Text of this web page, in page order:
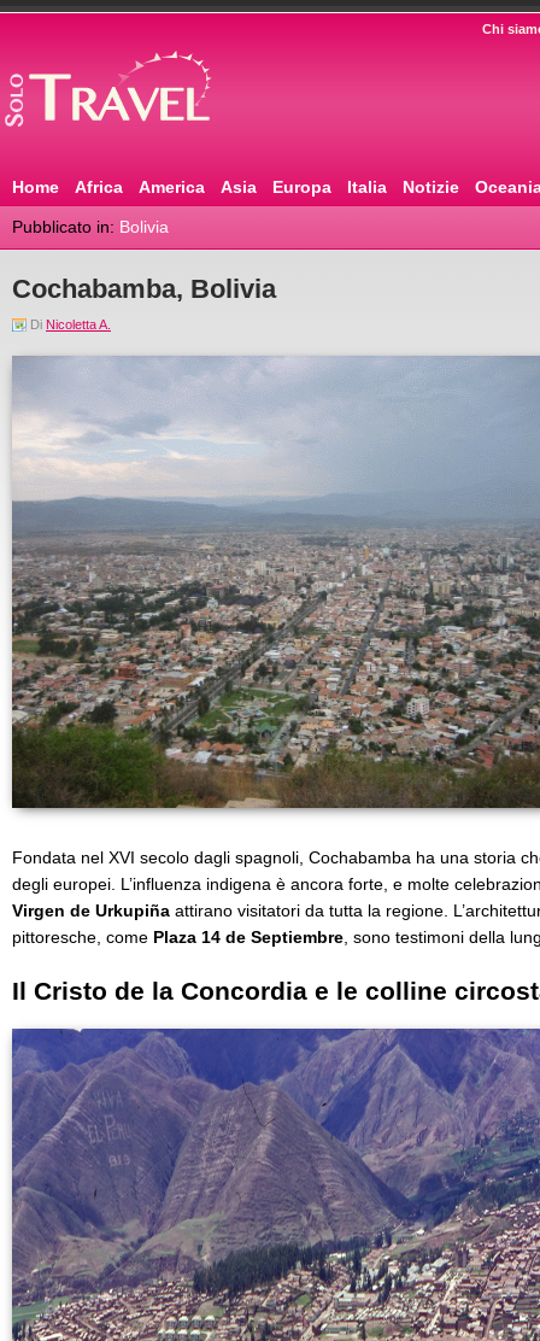
Chi
Home Africa America Asia Europa Italia Notizie
Pubblicato in: Bolivia
Cochabamba, Bolivia
Di Nicoletta A.
Fondata nel XVI secolo dagli spagnoli, Cochabamba ha una storia
degli europei. L’influenza indigena è ancora forte, e molte
Virgen de Urkupiña attirano visitatori da tutta la regione.
pittoresche, come Plaza 14 de Septiembre , sono testimoni della
Il Cristo de la Concordia e le colline